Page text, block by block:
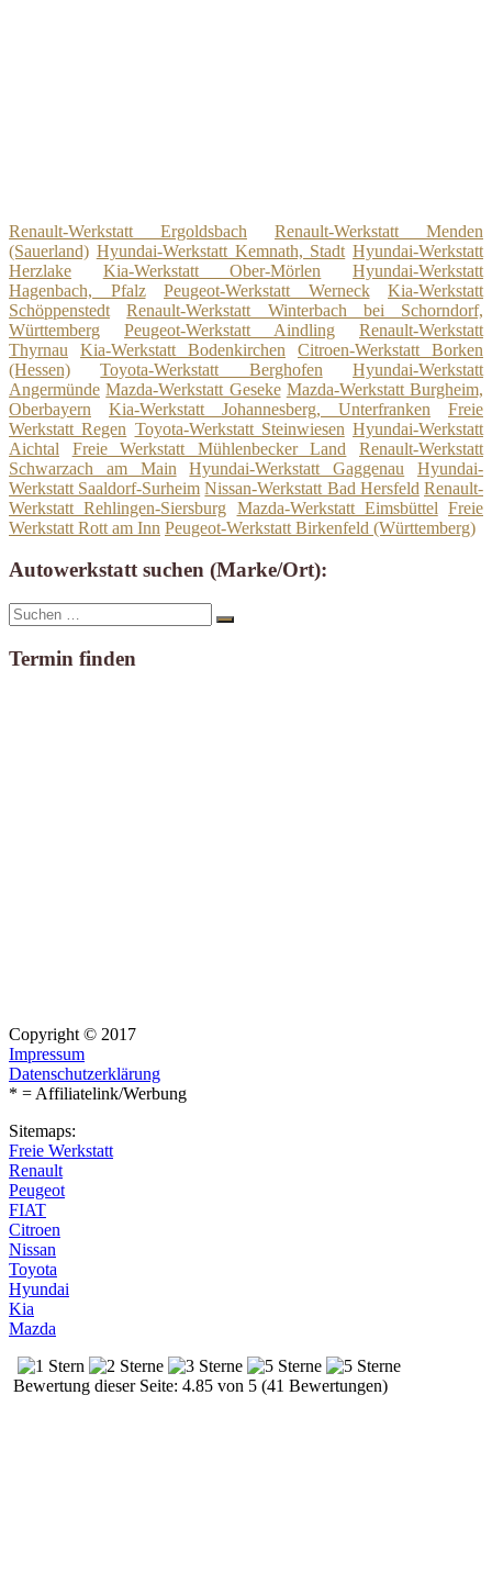
Renault-Werkstatt Ergoldsbach
Renault-Werkstatt Menden
(Sauerland) Hyundai-Werkstatt Kemnath, Stadt Hyundai-Werkstatt
Herzlake
Kia-Werkstatt Ober-Mörlen
Hyundai-Werkstatt
Hagenbach, Pfalz
Peugeot-Werkstatt Werneck
Kia-Werkstatt
Schöppenstedt
Renault-Werkstatt Winterbach bei Schorndorf,
Württemberg
Peugeot-Werkstatt Aindling
Renault-Werkstatt
Thyrnau
Kia-Werkstatt Bodenkirchen
Citroen-Werkstatt Borken
(Hessen)
Toyota-Werkstatt Berghofen
Hyundai-Werkstatt
Angermünde Mazda-Werkstatt Geseke Mazda-Werkstatt Burgheim,
Oberbayern
Kia-Werkstatt Johannesberg, Unterfranken
Freie
Werkstatt Regen Toyota-Werkstatt Steinwiesen Hyundai-Werkstatt
Aichtal
Freie Werkstatt Mühlenbecker Land
Renault-Werkstatt
Schwarzach am Main
Hyundai-Werkstatt Gaggenau
Hyundai-
Werkstatt Saaldorf-Surheim Nissan-Werkstatt Bad Hersfeld Renault-
Werkstatt Rehlingen-Siersburg Mazda-Werkstatt Eimsbüttel Freie
Werkstatt Rott am Inn Peugeot-Werkstatt Birkenfeld (Württemberg)
Autowerkstatt suchen (Marke/Ort):
Suche
nach:
Suchen
Termin finden
Copyright © 2017
Impressum
Datenschutzerklärung
* = Affiliatelink/Werbung
Sitemaps:
Freie Werkstatt
Renault
Peugeot
FIAT
Citroen
Nissan
Toyota
Hyundai
Kia
Mazda
Bewertung dieser Seite: 4.85 von 5 (41 Bewertungen)